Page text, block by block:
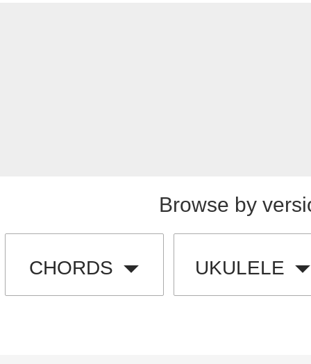
Browse by
CHORDS UKULELE